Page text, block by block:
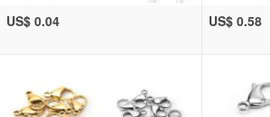
US$ 0.04 US$ 0.58